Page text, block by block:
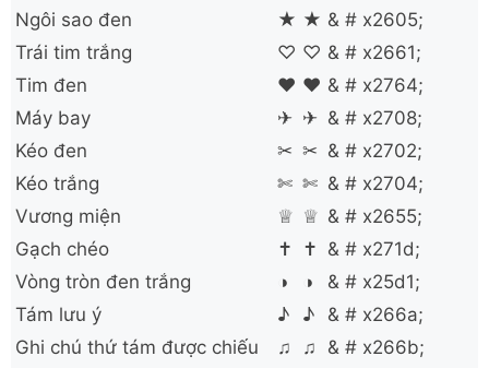
Ngôi sao đen
★ ★ & # x2605;
Trái tim trắng
♡ ♡ & # x2661;
Tim đen
❤ ❤ & # x2764;
Máy bay
✈ ✈ & # x2708;
Kéo đen
✂ ✂ & # x2702;
Kéo trắng
✄ ✄ & # x2704;
Vương miện
♕ ♕ & # x2655;
Gạch chéo
✝ ✝ & # x271d;
Vòng tròn đen trắng
◑ ◑
& # x25d1;
Tám lưu ý
♪ ♪
& # x266a;
Ghi chú thứ tám được chiếu
♫ ♫
& # x266b;